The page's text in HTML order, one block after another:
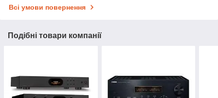
Всі умови повернення
Подібні товари компанії